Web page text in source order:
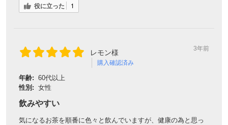
役に立った 1
レモン様
購入確認済み
3年前
年齢: 60代以上
性別: 女性
飲みやすい
気になるお茶を順番に色々と飲んでいますが、健康の為と思っ